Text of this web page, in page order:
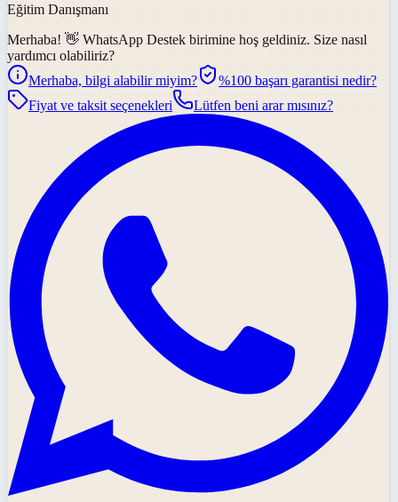
Eğitim Danışmanı
Merhaba! 👋 WhatsApp Destek birimine hoş geldiniz. Size nasıl
yardımcı olabiliriz?
Merhaba, bilgi alabilir miyim?
%100 başarı garantisi nedir?
Fiyat ve taksit seçenekleri
Lütfen beni arar mısınız?